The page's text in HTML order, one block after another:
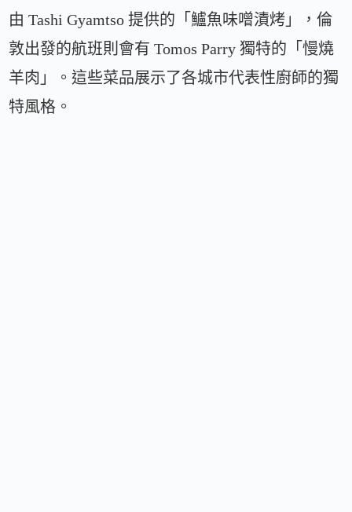
由 Tashi Gyamtso 提供的「鱸魚味噌漬烤」，倫
敦出發的航班則會有 Tomos Parry 獨特的「慢燒
羊肉」。這些菜品展示了各城市代表性廚師的獨
特風格。